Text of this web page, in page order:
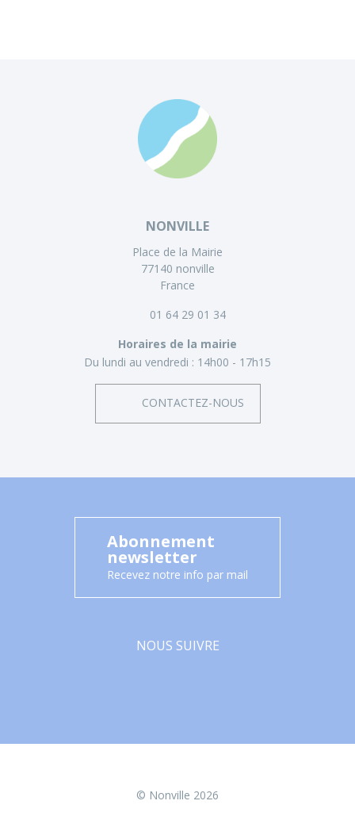
NONVILLE
Place de la Mairie
77140 nonville
France
01 64 29 01 34
Horaires de la mairie
Du lundi au vendredi : 14h00 - 17h15
CONTACTEZ-NOUS
Abonnement
newsletter
Recevez notre info par mail
NOUS SUIVRE
© Nonville 2026